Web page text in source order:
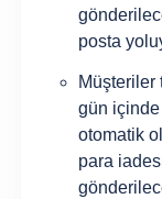
posta
Müşteriler
gün
otomatik
para